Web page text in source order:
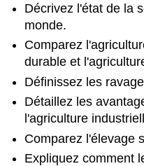
Décrivez l'état de la
monde.
Comparez
durable et
Définissez les
Détaillez les
l'agriculture
Comparez l'élevage
Expliquez comment